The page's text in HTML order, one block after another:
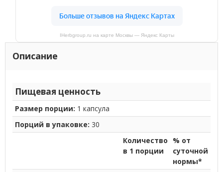
IHerbgroup.ru на карте Москвы — Яндекс Карты
Описание
Пищевая ценность
Размер порции: 1 капсула
Порций в упаковке: 30
Количество
в 1 порции
% от
суточной
нормы*